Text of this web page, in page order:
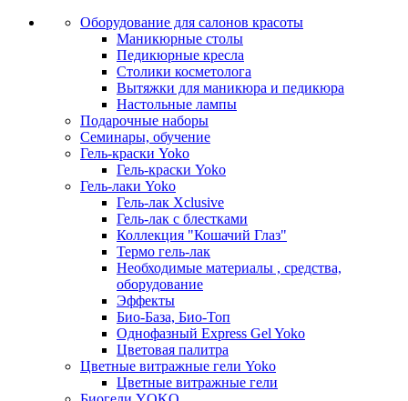
Оборудование для салонов красоты
Маникюрные столы
Педикюрные кресла
Столики косметолога
Вытяжки для маникюра и педикюра
Настольные лампы
Подарочные наборы
Семинары, обучение
Гель-краски Yoko
Гель-краски Yoko
Гель-лаки Yoko
Гель-лак Xclusive
Гель-лак с блестками
Коллекция "Кошачий Глаз"
Термо гель-лак
Необходимые материалы , средства,
оборудование
Эффекты
Био-База, Био-Топ
Однофазный Express Gel Yoko
Цветовая палитра
Цветные витражные гели Yoko
Цветные витражные гели